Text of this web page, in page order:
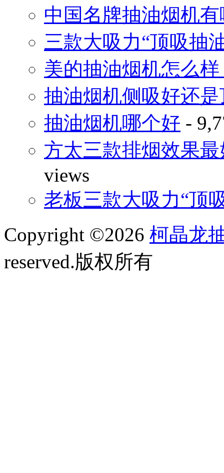
中国名牌抽油烟机
三款大吸力“顶吸抽
美的抽油烟机怎么样
抽油烟机侧吸好还
抽油烟机哪个好 -
方太三款排烟效果
views
老板三款大吸力“顶
Copyright ©2026 柯晶龙
reserved.版权所有